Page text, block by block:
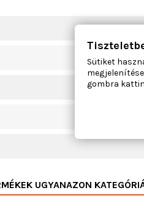
UGYANAZON
Sütiket
gombra